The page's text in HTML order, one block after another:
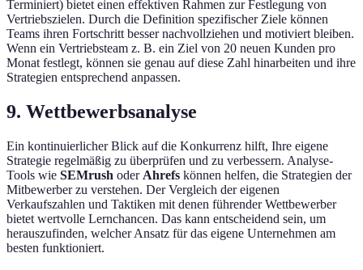
Terminiert) bietet einen effektiven Rahmen zur Festlegung von
Vertriebszielen. Durch die Definition spezifischer Ziele können
Teams ihren Fortschritt besser nachvollziehen und motiviert bleiben.
Wenn ein Vertriebsteam z. B. ein Ziel von 20 neuen Kunden pro
Monat festlegt, können sie genau auf diese Zahl hinarbeiten und ihre
Strategien entsprechend anpassen.
9. Wettbewerbsanalyse
Ein kontinuierlicher Blick auf die Konkurrenz hilft, Ihre eigene
Strategie regelmäßig zu überprüfen und zu verbessern. Analyse-
Tools wie SEMrush oder Ahrefs können helfen, die Strategien der
Mitbewerber zu verstehen. Der Vergleich der eigenen
Verkaufszahlen und Taktiken mit denen führender Wettbewerber
bietet wertvolle Lernchancen. Das kann entscheidend sein, um
herauszufinden, welcher Ansatz für das eigene Unternehmen am
besten funktioniert.